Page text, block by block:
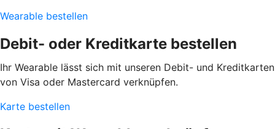
Wearable bestellen
Debit- oder Kreditkarte bestellen
Ihr Wearable lässt sich mit unseren Debit- und Kreditkarten
von Visa oder Mastercard verknüpfen.
Karte bestellen